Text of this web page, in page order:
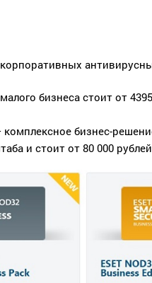
бизнеса стоит от
бизнес-
и стоит от 80 000